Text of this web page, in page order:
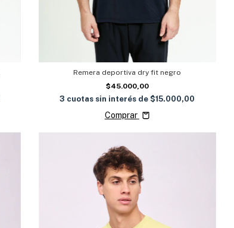
Remera deportiva dry fit negro
$45.000,00
3 cuotas sin interés de$15.000,00
Comprar